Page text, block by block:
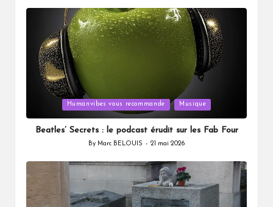
in
Humanvibes vous recommande Musique
Beatles’ Secrets : le podcast érudit sur les Fab Four
Posted
By Marc BELOUIS 21 mai 2026